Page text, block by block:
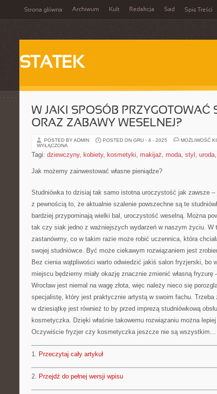
Strona główna Archiwum Kult Redakcja Sad Spis Treści
STATEK
W JAKI SPOSÓB PRZYGOTOWAĆ
ORAZ ZABAWY WESELNEJ?
POSTED BY ADMIN POSTED ON GRU - 4 - 2025
MOŻLIWOŚĆ
WYŁĄCZONA
Tagi: dziewczyny, kobiety, kosmetyki, makijaż, moda, styl , uroda
Jak możemy zainwestować własne pieniądze?
Studniówka to dzisiaj tak samo istotna uroczystość jak zawsze –
z pewnością to, że aktualnie szalenie powszechne są te
bardziej przypominają wielki bal, uroczystość weselną. Można
tak czy siak jedno z ważniejszych wydarzeń w naszym życiu. W
zastanówmy, co w takim razie może robić uczennica, która
swojej studniówce. Być może ciekawym rozwiązaniem jest
Bez cienia wątpliwości warto odwiedzić jakiś salon fryzjerski, bo
miejscu będziemy miały okazję znacznie zmienić własną fryzurę
Wrocław jest niemal na wagę złota, więc należy nieco się
specjalistę, który jest praktycznie artystą w swoim fachu. Trzeba
w dziesiątkę jest również to by przed imprezą studniówkową
kosmetyczka. Dzięki właśnie takowemu rozwiązaniu można
Oczywiście fryzjer czy kosmetyczka jeszcze nie są wszystkim…
1. Przeczytaj cały artykuł
2. Przejdź do pełnej wersji wpisu